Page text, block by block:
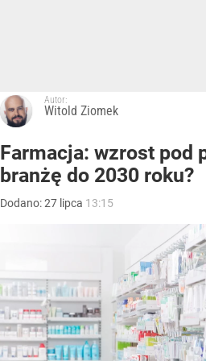
Autor:
Witold Ziomek
Farmacja: wzrost pod
branżę do 2030 roku?
Dodano:27 lipca 13:15